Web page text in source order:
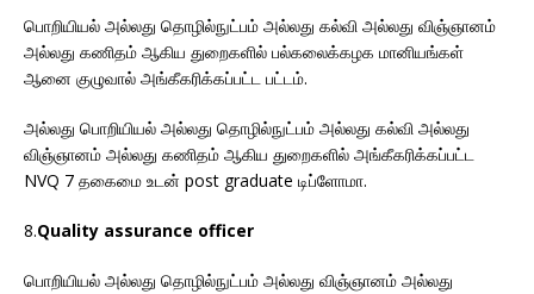
பொறியியல் அல்லது தொழில்நுட்பம் அல்லது கல்வி அல்லது விஞ்ஞானம்
அல்லது கணிதம் ஆகிய துறைகளில் பல்கலைக்கழக மானியங்கள்
ஆனை குழுவால் அங்கீகரிக்கப்பட்ட பட்டம்.
அல்லது பொறியியல் அல்லது தொழில்நுட்பம் அல்லது கல்வி அல்லது
விஞ்ஞானம் அல்லது கணிதம் ஆகிய துறைகளில் அங்கீகரிக்கப்பட்ட
NVQ 7 தகைமை உடன் post graduate டிப்ளோமா.
8.Quality assurance officer
பொறியியல் அல்லது தொழில்நுட்பம் அல்லது விஞ்ஞானம் அல்லது